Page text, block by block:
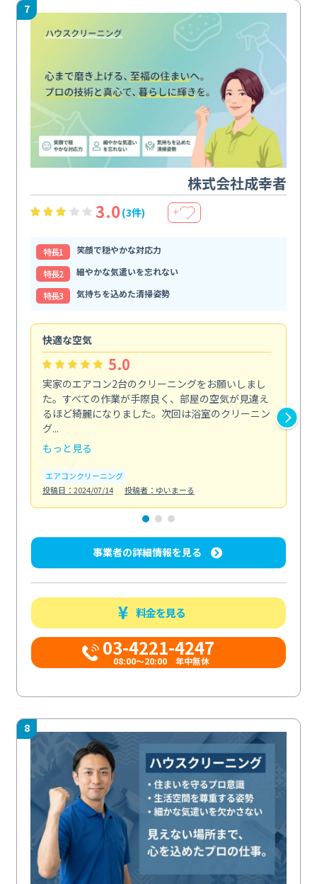
7
株式会社成幸者
3.0(3件) ＋
特⻑1
笑顔で穏やかな対応力
特⻑2
細やかな気遣いを忘れない
特⻑3
気持ちを込めた清掃姿勢
快適な空気
5.0
実家のエアコン2台のクリーニングをお願いしまし
た。すべての作業が手際良く、部屋の空気が見違え
るほど綺麗になりました。次回は浴室のクリーニン
グ...
もっと見る
エアコンクリーニング
投稿日：2024/07/14
投稿者：ゆいまーる
事業者の詳細情報を見る
料金を見る
03-4221-4247
08:00～20:00 年中無休
8